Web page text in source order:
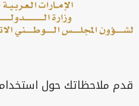
قدم ملاحظاتك حول